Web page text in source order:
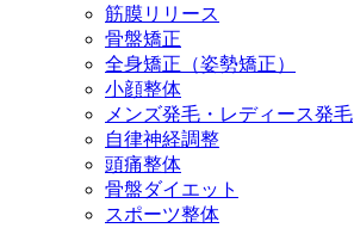
筋膜リリース
骨盤矯正
全身矯正（姿勢矯正）
小顔整体
メンズ発毛・レディース発毛
自律神経調整
頭痛整体
骨盤ダイエット
スポーツ整体